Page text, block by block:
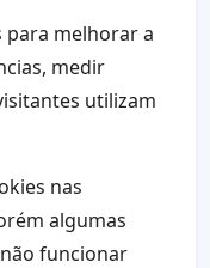
para melhorar a
medir
utilizam
nas
algumas
funcionar